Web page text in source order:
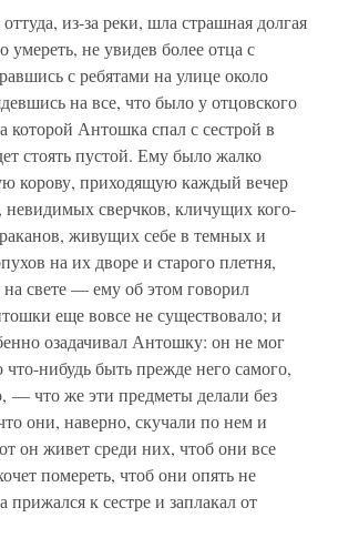
из-за реки, шла страшная долгая
не увидев более отца с
с ребятами на улице около
на все, что было у отцовского
которой Антошка спал с сестрой в
стоять пустой. Ему было жалко
корову, приходящую каждый вечер
сверчков, кличущих кого-
живущих себе в темных и
на их дворе и старого плетня,
свете — ему об этом говорил
еще вовсе не существовало; и
озадачивал Антошку: он не мог
что-нибудь быть прежде него самого,
— что же эти предметы делали без
они, наверно, скучали по нем и
он живет среди них, чтоб они все
помереть, чтоб они опять не
к сестре и заплакал от